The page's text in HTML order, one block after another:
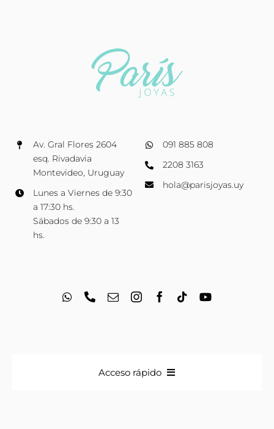
Av. Gral Flores 2604
esq. Rivadavia
Montevideo, Uruguay
Lunes a Viernes de 9:30
a 17:30 hs.
Sábados de 9:30 a 13
hs.
091 885 808
2208 3163
hola@parisjoyas.uy
Acceso rápido